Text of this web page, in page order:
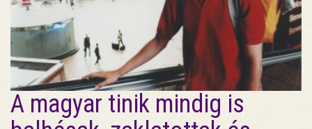
A magyar tinik mindig is